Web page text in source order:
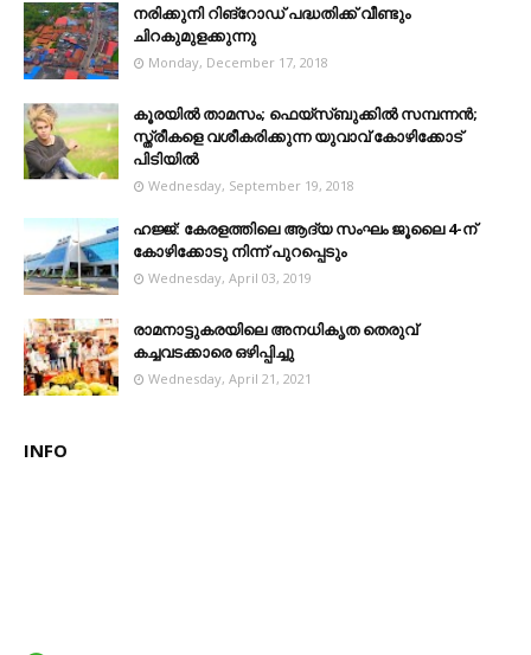
നരിക്കുനി റിങ്റോഡ് പദ്ധതിക്ക് വീണ്ടും
ചിറകുമുളക്കുന്നു
Monday, December 17, 2018
കൂരയില്‍ താമസം; ഫെയ്‌സ്ബുക്കില്‍ സമ്പന്നന്‍;
സ്ത്രീകളെ വശീകരിക്കുന്ന യുവാവ് കോഴിക്കോട്
പിടിയിൽ
Wednesday, September 19, 2018
ഹജ്ജ്: കേരളത്തിലെ ആദ്യ സംഘം ജൂലൈ 4-ന്
കോഴിക്കോടു നിന്ന് പുറപ്പെടും
Wednesday, April 03, 2019
രാമനാട്ടുകരയിലെ അനധികൃത തെരുവ്
കച്ചവടക്കാരെ ഒഴിപ്പിച്ചു
Wednesday, April 21, 2021
INFO